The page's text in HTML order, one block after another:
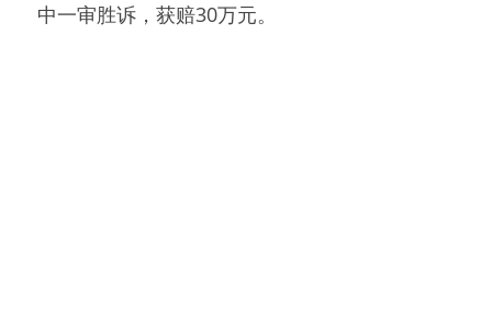
中一审胜诉，获赔30万元。